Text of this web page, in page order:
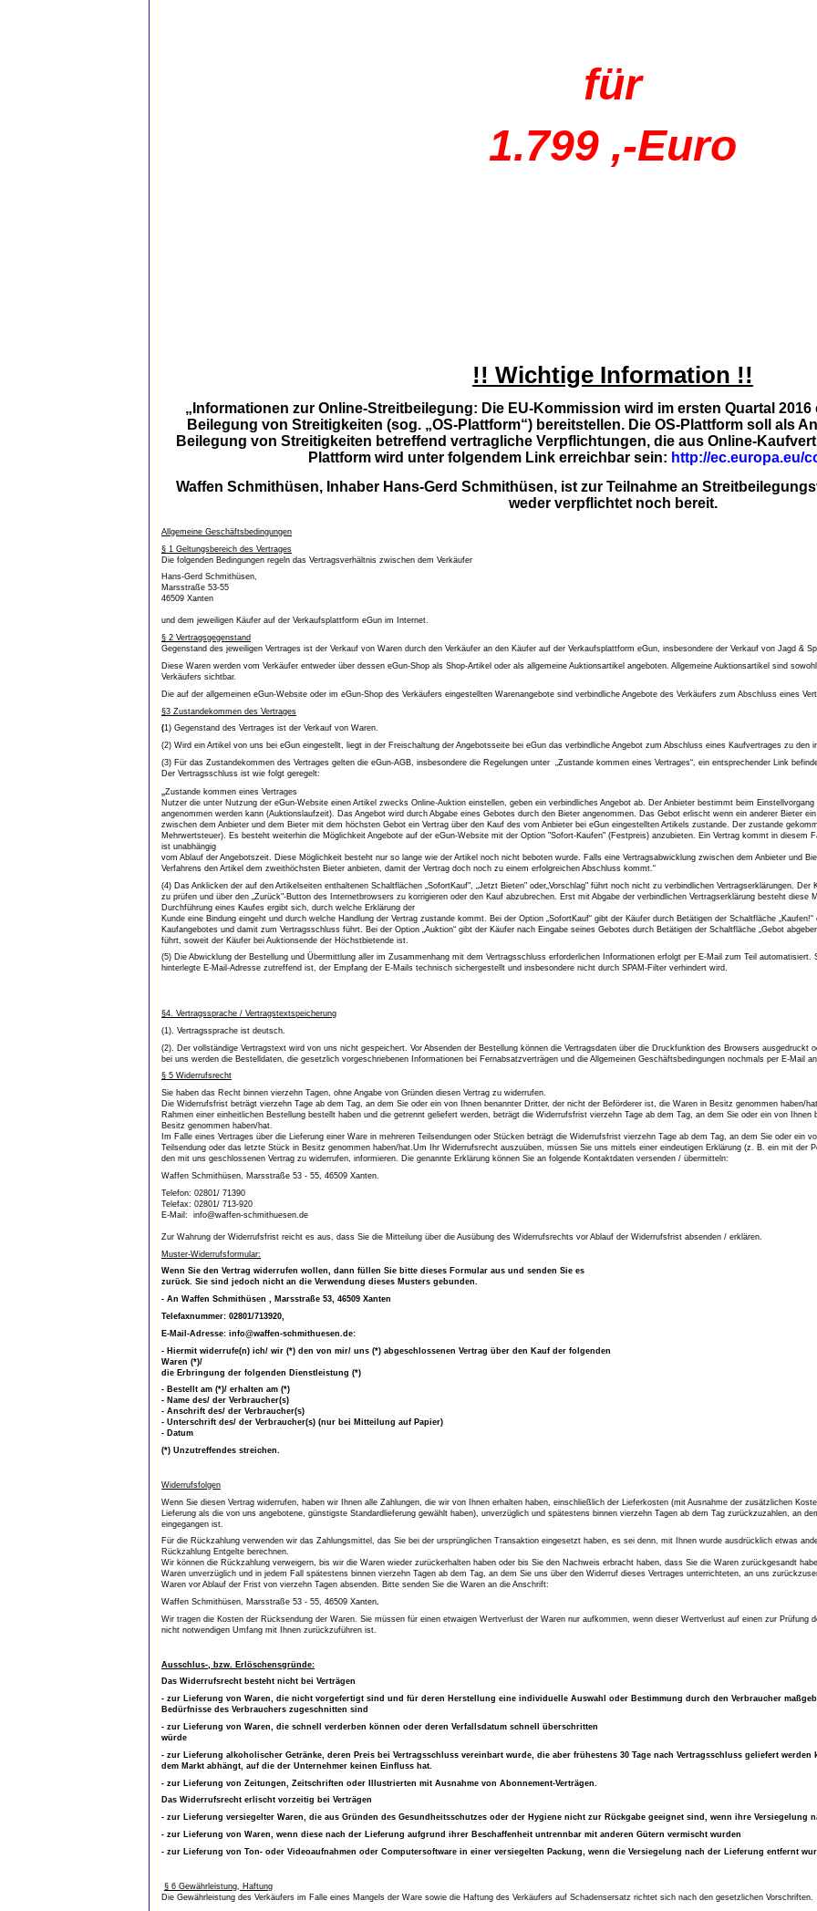
für
1.799 ,-Euro
!! Wichtige Information !!
„Informationen zur Online-Streitbeilegung: Die EU-Kommission wird im ersten Quartal
Beilegung von Streitigkeiten (sog. „OS-Plattform“) bereitstellen. Die OS-Plattform soll als
Beilegung von Streitigkeiten betreffend vertragliche Verpflichtungen, die aus Online-
Plattform wird unter folgendem Link erreichbar sein: http://ec.europa.eu/
Waffen Schmithüsen, Inhaber Hans-Gerd Schmithüsen, ist zur Teilnahme an
weder verpflichtet noch bereit.
Allgemeine Geschäftsbedingungen
§ 1 Geltungsbereich des Vertrages
Die folgenden Bedingungen regeln das Vertragsverhältnis zwischen dem Verkäufer
Hans-Gerd Schmithüsen,
Marsstraße 53-55
46509 Xanten
und dem jeweiligen Käufer auf der Verkaufsplattform eGun im Internet.
§ 2 Vertragsgegenstand
Gegenstand des jeweiligen Vertrages ist der Verkauf von Waren durch den Verkäufer an den Käufer auf der Verkaufsplattform eGun, insbesondere der Verkauf von Jagd &
Diese Waren werden vom Verkäufer entweder über dessen eGun-Shop als Shop-Artikel oder als allgemeine Auktionsartikel angeboten. Allgemeine Auktionsartikel sind
Verkäufers sichtbar.
Die auf der allgemeinen eGun-Website oder im eGun-Shop des Verkäufers eingestellten Warenangebote sind verbindliche Angebote des Verkäufers zum Abschluss eines
§3 Zustandekommen des Vertrages
(1) Gegenstand des Vertrages ist der Verkauf von Waren.
(2) Wird ein Artikel von uns bei eGun eingestellt, liegt in der Freischaltung der Angebotsseite bei eGun das verbindliche Angebot zum Abschluss eines Kaufvertrages zu den
(3) Für das Zustandekommen des Vertrages gelten die eGun-AGB, insbesondere die Regelungen unter „Zustande kommen eines Vertrages“, ein entsprechender Link
Der Vertragsschluss ist wie folgt geregelt:
„Zustande kommen eines Vertrages
Nutzer die unter Nutzung der eGun-Website einen Artikel zwecks Online-Auktion einstellen, geben ein verbindliches Angebot ab. Der Anbieter bestimmt beim
angenommen werden kann (Auktionslaufzeit). Das Angebot wird durch Abgabe eines Gebotes durch den Bieter angenommen. Das Gebot erlischt wenn ein anderer Bieter
zwischen dem Anbieter und dem Bieter mit dem höchsten Gebot ein Vertrag über den Kauf des vom Anbieter bei eGun eingestellten Artikels zustande. Der zustande
Mehrwertsteuer). Es besteht weiterhin die Möglichkeit Angebote auf der eGun-Website mit der Option "Sofort-Kaufen" (Festpreis) anzubieten. Ein Vertrag kommt in diesem
ist unabhängig
vom Ablauf der Angebotszeit. Diese Möglichkeit besteht nur so lange wie der Artikel noch nicht beboten wurde. Falls eine Vertragsabwicklung zwischen dem Anbieter und
Verfahrens den Artikel dem zweithöchsten Bieter anbieten, damit der Vertrag doch noch zu einem erfolgreichen Abschluss kommt.“
(4) Das Anklicken der auf den Artikelseiten enthaltenen Schaltflächen „SofortKauf", „Jetzt Bieten" oder„Vorschlag" führt noch nicht zu verbindlichen Vertragserklärungen.
zu prüfen und über den „Zurück"-Button des Internetbrowsers zu korrigieren oder den Kauf abzubrechen. Erst mit Abgabe der verbindlichen Vertragserklärung besteht diese
Durchführung eines Kaufes ergibt sich, durch welche Erklärung der
Kunde eine Bindung eingeht und durch welche Handlung der Vertrag zustande kommt. Bei der Option „SofortKauf“ gibt der Käufer durch Betätigen der Schaltfläche
Kaufangebotes und damit zum Vertragsschluss führt. Bei der Option „Auktion“ gibt der Käufer nach Eingabe seines Gebotes durch Betätigen der Schaltfläche „Gebot
führt, soweit der Käufer bei Auktionsende der Höchstbietende ist.
(5) Die Abwicklung der Bestellung und Übermittlung aller im Zusammenhang mit dem Vertragsschluss erforderlichen Informationen erfolgt per E-Mail zum Teil
hinterlegte E-Mail-Adresse zutreffend ist, der Empfang der E-Mails technisch sichergestellt und insbesondere nicht durch SPAM-Filter verhindert wird.
§4. Vertragssprache / Vertragstextspeicherung
(1). Vertragssprache ist deutsch.
(2). Der vollständige Vertragstext wird von uns nicht gespeichert. Vor Absenden der Bestellung können die Vertragsdaten über die Druckfunktion des Browsers ausgedruckt
bei uns werden die Bestelldaten, die gesetzlich vorgeschriebenen Informationen bei Fernabsatzverträgen und die Allgemeinen Geschäftsbedingungen nochmals per E-Mail
§ 5 Widerrufsrecht
Sie haben das Recht binnen vierzehn Tagen, ohne Angabe von Gründen diesen Vertrag zu widerrufen.
Die Widerrufsfrist beträgt vierzehn Tage ab dem Tag, an dem Sie oder ein von Ihnen benannter Dritter, der nicht der Beförderer ist, die Waren in Besitz genommen haben/
Rahmen einer einheitlichen Bestellung bestellt haben und die getrennt geliefert werden, beträgt die Widerrufsfrist vierzehn Tage ab dem Tag, an dem Sie oder ein von
Besitz genommen haben/hat.
Im Falle eines Vertrages über die Lieferung einer Ware in mehreren Teilsendungen oder Stücken beträgt die Widerrufsfrist vierzehn Tage ab dem Tag, an dem Sie oder ein
Teilsendung oder das letzte Stück in Besitz genommen haben/hat.Um Ihr Widerrufsrecht auszuüben, müssen Sie uns mittels einer eindeutigen Erklärung (z. B. ein mit der
den mit uns geschlossenen Vertrag zu widerrufen, informieren. Die genannte Erklärung können Sie an folgende Kontaktdaten versenden / übermitteln:
Waffen Schmithüsen, Marsstraße 53 - 55, 46509 Xanten.
Telefon: 02801/ 71390
Telefax: 02801/ 713-920
E-Mail: info@waffen-schmithuesen.de
Zur Wahrung der Widerrufsfrist reicht es aus, dass Sie die Mitteilung über die Ausübung des Widerrufsrechts vor Ablauf der Widerrufsfrist absenden / erklären.
Muster-Widerrufsformular:
Wenn Sie den Vertrag widerrufen wollen, dann füllen Sie bitte dieses Formular aus und senden Sie es
zurück. Sie sind jedoch nicht an die Verwendung dieses Musters gebunden.
- An Waffen Schmithüsen , Marsstraße 53, 46509 Xanten
Telefaxnummer: 02801/713920,
E-Mail-Adresse: info@waffen-schmithuesen.de:
- Hiermit widerrufe(n) ich/ wir (*) den von mir/ uns (*) abgeschlossenen Vertrag über den Kauf der folgenden
Waren (*)/
die Erbringung der folgenden Dienstleistung (*)
- Bestellt am (*)/ erhalten am (*)
- Name des/ der Verbraucher(s)
- Anschrift des/ der Verbraucher(s)
- Unterschrift des/ der Verbraucher(s) (nur bei Mitteilung auf Papier)
- Datum
(*) Unzutreffendes streichen.
Widerrufsfolgen
Wenn Sie diesen Vertrag widerrufen, haben wir Ihnen alle Zahlungen, die wir von Ihnen erhalten haben, einschließlich der Lieferkosten (mit Ausnahme der zusätzlichen
Lieferung als die von uns angebotene, günstigste Standardlieferung gewählt haben), unverzüglich und spätestens binnen vierzehn Tagen ab dem Tag zurückzuzahlen, an
eingegangen ist.
Für die Rückzahlung verwenden wir das Zahlungsmittel, das Sie bei der ursprünglichen Transaktion eingesetzt haben, es sei denn, mit Ihnen wurde ausdrücklich etwas
Rückzahlung Entgelte berechnen.
Wir können die Rückzahlung verweigern, bis wir die Waren wieder zurückerhalten haben oder bis Sie den Nachweis erbracht haben, dass Sie die Waren zurückgesandt
Waren unverzüglich und in jedem Fall spätestens binnen vierzehn Tagen ab dem Tag, an dem Sie uns über den Widerruf dieses Vertrages unterrichteten, an uns
Waren vor Ablauf der Frist von vierzehn Tagen absenden. Bitte senden Sie die Waren an die Anschrift:
Waffen Schmithüsen, Marsstraße 53 - 55, 46509 Xanten.
Wir tragen die Kosten der Rücksendung der Waren. Sie müssen für einen etwaigen Wertverlust der Waren nur aufkommen, wenn dieser Wertverlust auf einen zur Prüfung
nicht notwendigen Umfang mit Ihnen zurückzuführen ist.
Ausschlus-, bzw. Erlöschensgründe:
Das Widerrufsrecht besteht nicht bei Verträgen
- zur Lieferung von Waren, die nicht vorgefertigt sind und für deren Herstellung eine individuelle Auswahl oder Bestimmung durch den Verbraucher
Bedürfnisse des Verbrauchers zugeschnitten sind
- zur Lieferung von Waren, die schnell verderben können oder deren Verfallsdatum schnell überschritten
würde
- zur Lieferung alkoholischer Getränke, deren Preis bei Vertragsschluss vereinbart wurde, die aber frühestens 30 Tage nach Vertragsschluss geliefert
dem Markt abhängt, auf die der Unternehmer keinen Einfluss hat.
- zur Lieferung von Zeitungen, Zeitschriften oder Illustrierten mit Ausnahme von Abonnement-Verträgen.
Das Widerrufsrecht erlischt vorzeitig bei Verträgen
- zur Lieferung versiegelter Waren, die aus Gründen des Gesundheitsschutzes oder der Hygiene nicht zur Rückgabe geeignet sind, wenn ihre Versiegelung
- zur Lieferung von Waren, wenn diese nach der Lieferung aufgrund ihrer Beschaffenheit untrennbar mit anderen Gütern vermischt wurden
- zur Lieferung von Ton- oder Videoaufnahmen oder Computersoftware in einer versiegelten Packung, wenn die Versiegelung nach der Lieferung entfernt
§ 6 Gewährleistung, Haftung
Die Gewährleistung des Verkäufers im Falle eines Mangels der Ware sowie die Haftung des Verkäufers auf Schadensersatz richtet sich nach den gesetzlichen Vorschriften.